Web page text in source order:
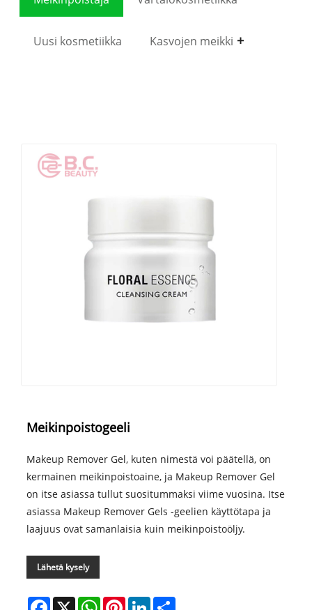
Uusi kosmetiikka Kasvojen meikki
Meikinpoistogeeli
Makeup Remover Gel, kuten nimestä voi päätellä, on
kermainen meikinpoistoaine, ja Makeup Remover Gel
on itse asiassa tullut suositummaksi viime vuosina. Itse
asiassa Makeup Remover Gels -geelien käyttötapa ja
laajuus ovat samanlaisia ​​kuin meikinpoistoöljy.
Lähetä kysely
Facebook
X WhatsAppPinterestLinkedInShare